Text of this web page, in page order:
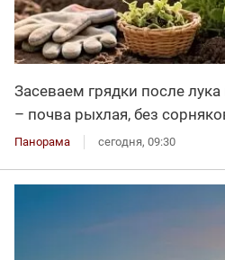
Засеваем грядки после лука
– почва рыхлая, без
Панорама сегодня, 09:30